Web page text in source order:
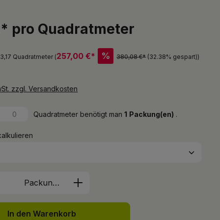
pro Quadratmeter
Quadratmeter (257,00 €* % 380,08 €* (32.38% gespart))
zzgl. Versandkosten
Quadratmeter benötigt man1 Packung(en) .
Anzahl: Gib den gewünschten Wert
Packung(en)
In den Warenkorb